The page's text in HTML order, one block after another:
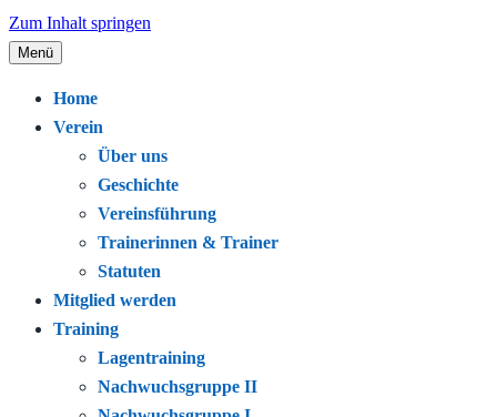
Zum Inhalt springen
Schwimmclub Bregenz
Leidenschaft.
Menü
Home
Verein
Über uns
Geschichte
Vereinsführung
Trainerinnen & Trainer
Statuten
Mitglied werden
Training
Lagentraining
Nachwuchsgruppe II